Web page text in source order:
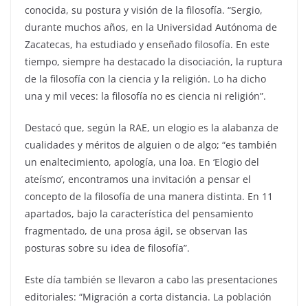
conocida, su postura y visión de la filosofía. “Sergio,
durante muchos años, en la Universidad Autónoma de
Zacatecas, ha estudiado y enseñado filosofía. En este
tiempo, siempre ha destacado la disociación, la ruptura
de la filosofía con la ciencia y la religión. Lo ha dicho
una y mil veces: la filosofía no es ciencia ni religión”.
Destacó que, según la RAE, un elogio es la alabanza de
cualidades y méritos de alguien o de algo; “es también
un enaltecimiento, apología, una loa. En ‘Elogio del
ateísmo’, encontramos una invitación a pensar el
concepto de la filosofía de una manera distinta. En 11
apartados, bajo la característica del pensamiento
fragmentado, de una prosa ágil, se observan las
posturas sobre su idea de filosofía”.
Este día también se llevaron a cabo las presentaciones
editoriales: “Migración a corta distancia. La población